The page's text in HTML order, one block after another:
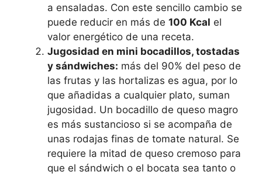
a ensaladas. Con este sencillo cambio se
puede reducir en más de 100 Kcal el
valor energético de una receta.
Jugosidad en mini bocadillos, tostadas
y sándwiches: más del 90% del peso de
las frutas y las hortalizas es agua, por lo
que añadidas a cualquier plato, suman
jugosidad. Un bocadillo de queso magro
es más sustancioso si se acompaña de
unas rodajas finas de tomate natural. Se
requiere la mitad de queso cremoso para
que el sándwich o el bocata sea tanto o